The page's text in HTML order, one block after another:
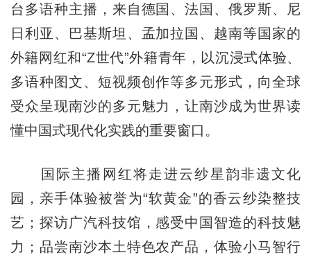
台多语种主播，来自德国、法国、俄罗斯、尼
日利亚、巴基斯坦、孟加拉国、越南等国家的
外籍网红和“Z世代”外籍青年，以沉浸式体验、
多语种图文、短视频创作等多元形式，向全球
受众呈现南沙的多元魅力，让南沙成为世界读
懂中国式现代化实践的重要窗口。
国际主播网红将走进云纱星韵非遗文化
园，亲手体验被誉为“软黄金”的香云纱染整技
艺；探访广汽科技馆，感受中国智造的科技魅
力；品尝南沙本土特色农产品，体验小马智行